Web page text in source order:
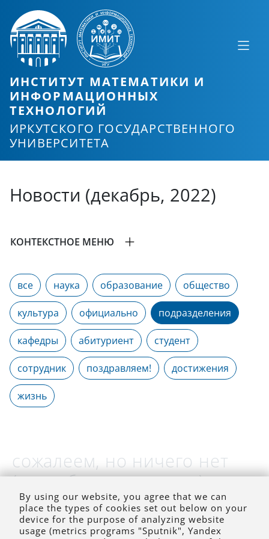
ИНСТИТУТ МАТЕМАТИКИ И
ИНФОРМАЦИОННЫХ
ТЕХНОЛОГИЙ
ИРКУТСКОГО ГОСУДАРСТВЕННОГО
УНИВЕРСИТЕТА
Новости (декабрь, 2022)
КОНТЕКСТНОЕ МЕНЮ
все наука образование общество
культура официально подразделения
кафедры абитуриент студент
сотрудник поздравляем! достижения
жизнь
сожалеем, но ничего нет
(на выбранное время)
By using our website, you agree that we can
place the types of cookies set out below on your
device for the purpose of analyzing website
usage (metrics programs "Sputnik", Yandex